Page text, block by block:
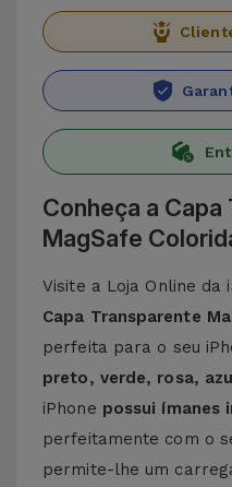
Conheça a
MagSafe
Visite a Loja Online da
Capa Transparente
perfeita para o seu
preto, verde, rosa,
iPhone possui ímanes
perfeitamente com o
permite-lhe um